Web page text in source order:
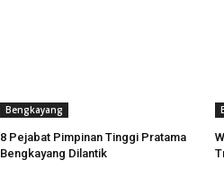
Bengkayang
8 Pejabat Pimpinan Tinggi Pratama
Bengkayang Dilantik